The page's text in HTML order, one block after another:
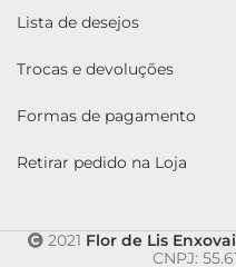
Lista de desejos
Trocas e devoluções
Formas de pagamento
Retirar pedido na Loja
2021 Flor de Lis
CNPJ: